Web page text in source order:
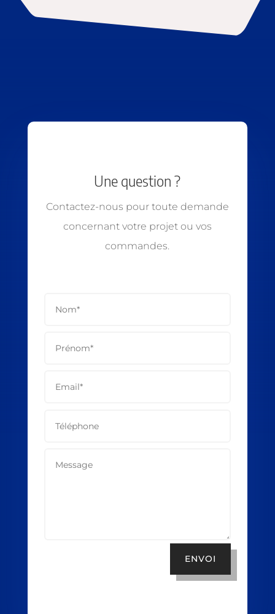
Une question ?
Contactez-nous pour toute demande
concernant votre projet ou vos
commandes.
ENVOI